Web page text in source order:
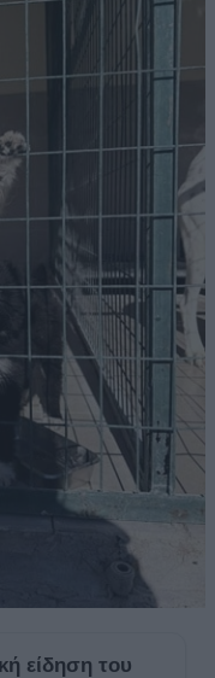
είδηση του